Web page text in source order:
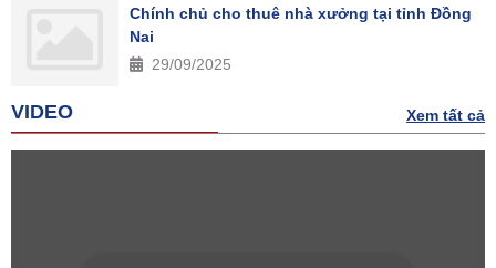
Chính chủ cho thuê nhà xưởng tại tỉnh Đồng
Nai
29/09/2025
VIDEO Xem tất cả